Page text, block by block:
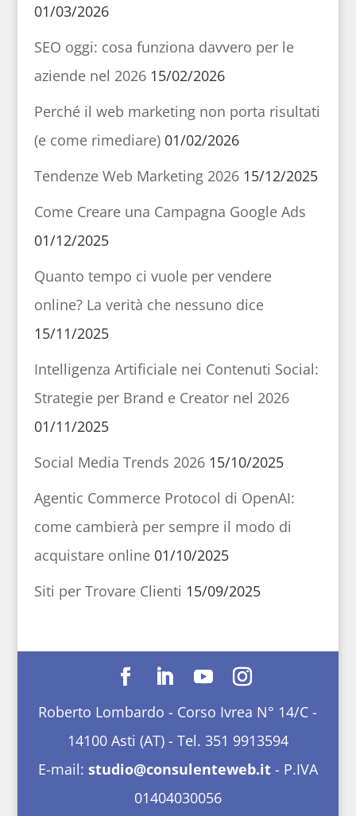
01/03/2026
SEO oggi: cosa funziona davvero per le
aziende nel 2026 15/02/2026
Perché il web marketing non porta risultati
(e come rimediare) 01/02/2026
Tendenze Web Marketing 2026 15/12/2025
Come Creare una Campagna Google Ads
01/12/2025
Quanto tempo ci vuole per vendere
online? La verità che nessuno dice
15/11/2025
Intelligenza Artificiale nei Contenuti Social:
Strategie per Brand e Creator nel 2026
01/11/2025
Social Media Trends 2026 15/10/2025
Agentic Commerce Protocol di OpenAI:
come cambierà per sempre il modo di
acquistare online 01/10/2025
Siti per Trovare Clienti 15/09/2025
Roberto Lombardo - Corso Ivrea N° 14/C -
14100 Asti (AT) - Tel. 351 9913594
E-mail: studio@consulenteweb.it- P.IVA
01404030056